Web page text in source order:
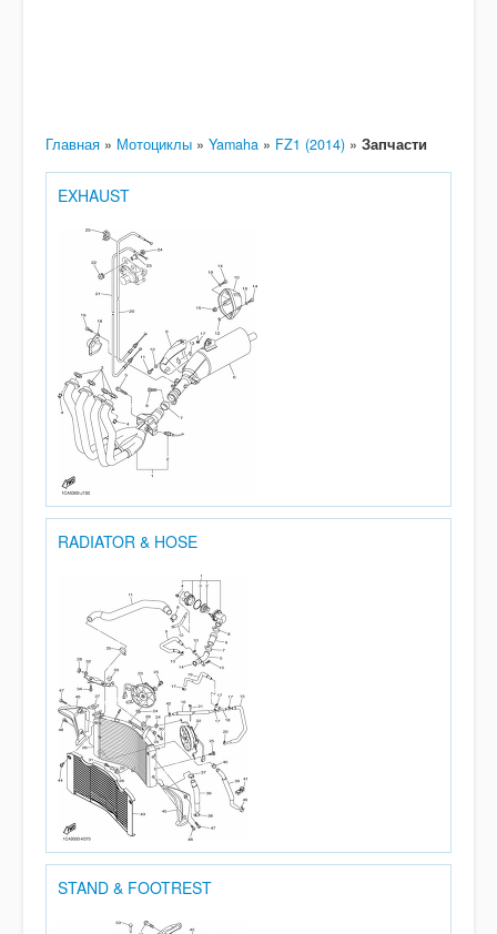
Главная » Мотоциклы » Yamaha » FZ1 (2014) » Запчасти
EXHAUST
RADIATOR & HOSE
STAND & FOOTREST